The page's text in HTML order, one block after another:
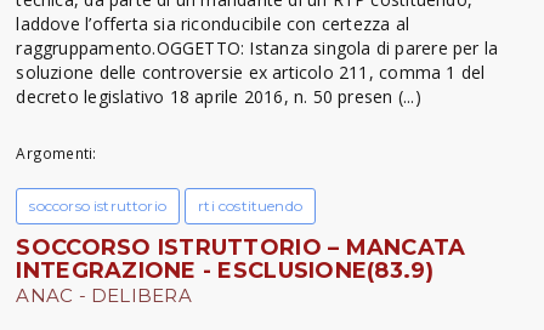
laddove l’offerta sia riconducibile con certezza al
raggruppamento.OGGETTO: Istanza singola di parere per la
soluzione delle controversie ex articolo 211, comma 1 del
decreto legislativo 18 aprile 2016, n. 50 presen (...)
Argomenti:
soccorso istruttorio rti costituendo
SOCCORSO ISTRUTTORIO – MANCATA
INTEGRAZIONE - ESCLUSIONE(83.9)
ANAC - DELIBERA